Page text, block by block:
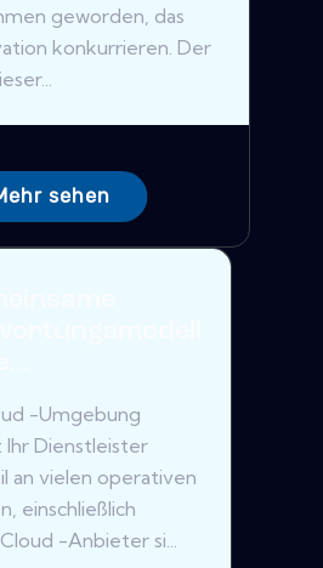
geworden, das
konkurrieren. Der
sehen
-Umgebung
Dienstleister
an vielen operativen
einschließlich
-Anbieter si...